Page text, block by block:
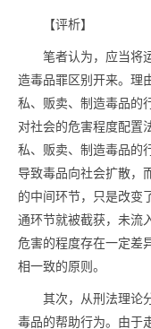
【评析】
笔者认为，应当将
造毒品罪区别开来。理
私、贩卖、制造毒品的
对社会的危害程度配置
私、贩卖、制造毒品的
导致毒品向社会扩散，
的中间环节，只是改变
通环节就被截获，未流
危害的程度存在一定差
相一致的原则。
其次，从刑法理论
毒品的帮助行为。由于